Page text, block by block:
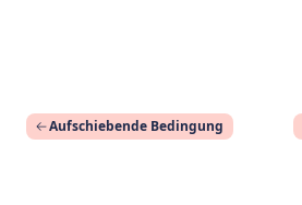
Aufschiebende Bedingung